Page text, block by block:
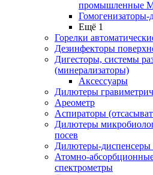
промышленные
Гомогенизаторы-
Ещё 1
Горелки
Дезинфекторы
Дигесторы, системы
(минерализаторы)
Аксессуары
Дилютеры
Ареометр
Аспираторы
Дилютеры
посев
Дилютеры-диспенсеры
Атомно-
спектрометры